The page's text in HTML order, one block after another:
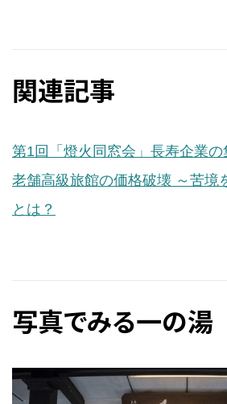
関連記事
第1回「燈火同窓会」長寿企業の
老舗高級旅館の価格破壊 ～苦境
とは？
写真でみる一の湯